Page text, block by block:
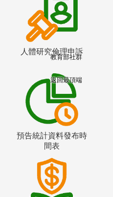
人體研究倫理申訴
預告統計資料發布時
間表
教育部社群
返回最頂端